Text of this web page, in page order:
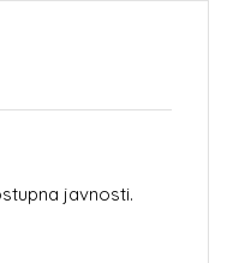
javnosti.